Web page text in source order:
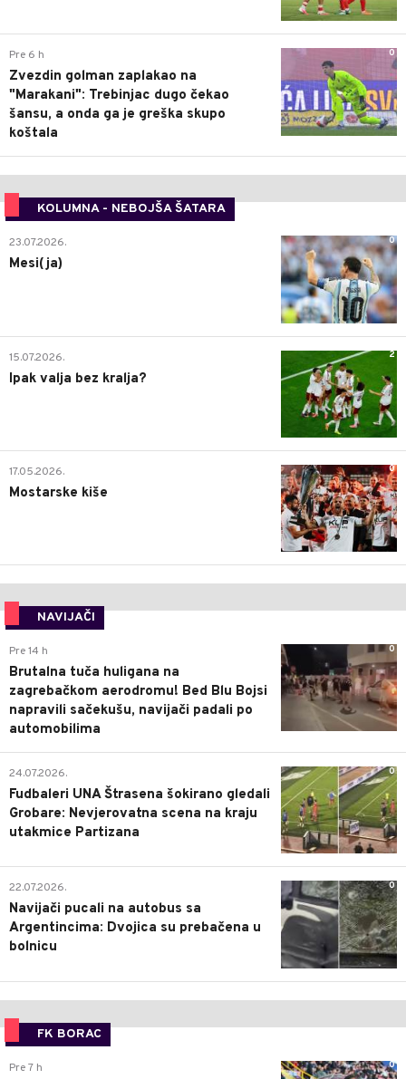
0
Pre 6 h
Zvezdin golman zaplakao na
"Marakani": Trebinjac dugo čekao
šansu, a onda ga je greška skupo
koštala
KOLUMNA - NEBOJŠA ŠATARA
0
23.07.2026.
Mesi(ja)
2
15.07.2026.
Ipak valja bez kralja?
0
17.05.2026.
Mostarske kiše
NAVIJAČI
0
Pre 14 h
Brutalna tuča huligana na
zagrebačkom aerodromu! Bed Blu Bojsi
napravili sačekušu, navijači padali po
automobilima
0
24.07.2026.
Fudbaleri UNA Štrasena šokirano gledali
Grobare: Nevjerovatna scena na kraju
utakmice Partizana
0
22.07.2026.
Navijači pucali na autobus sa
Argentincima: Dvojica su prebačena u
bolnicu
FK BORAC
0
Pre 7 h